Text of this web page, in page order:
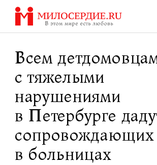
Перейти
содержанию
Всем
с тяжелыми
нарушениями
в Петербурге
сопровождающих
в больницах